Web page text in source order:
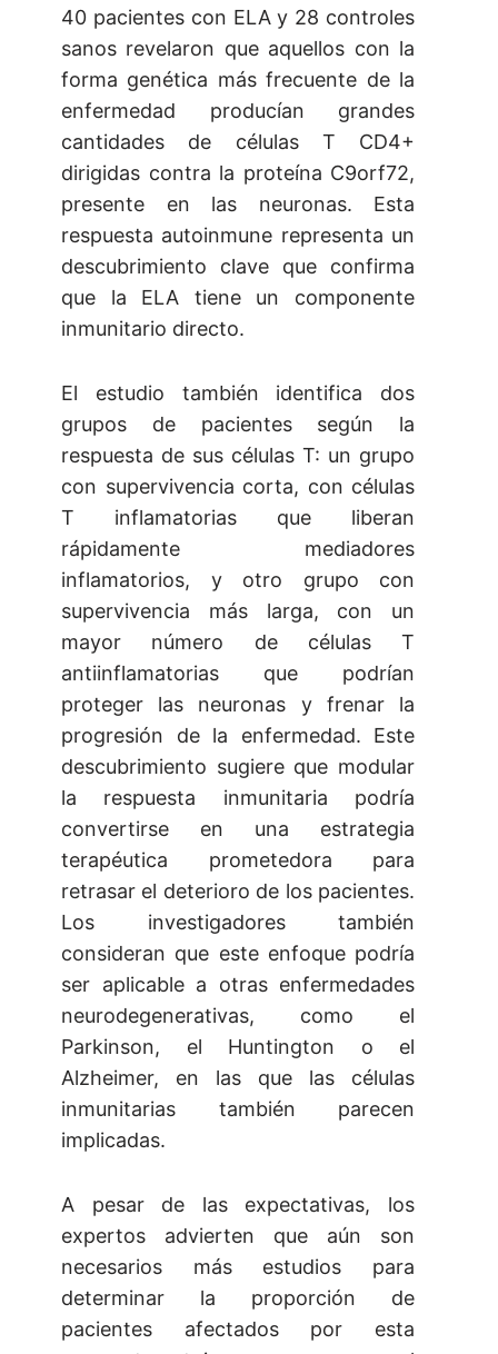
40 pacientes con ELA y 28 controles
sanos revelaron que aquellos con la
forma genética más frecuente de la
enfermedad producían grandes
cantidades de células T CD4+
dirigidas contra la proteína C9orf72,
presente en las neuronas. Esta
respuesta autoinmune representa un
descubrimiento clave que confirma
que la ELA tiene un componente
inmunitario directo.
El estudio también identifica dos
grupos de pacientes según la
respuesta de sus células T: un grupo
con supervivencia corta, con células
T inflamatorias que liberan
rápidamente mediadores
inflamatorios, y otro grupo con
supervivencia más larga, con un
mayor número de células T
antiinflamatorias que podrían
proteger las neuronas y frenar la
progresión de la enfermedad. Este
descubrimiento sugiere que modular
la respuesta inmunitaria podría
convertirse en una estrategia
terapéutica prometedora para
retrasar el deterioro de los pacientes.
Los investigadores también
consideran que este enfoque podría
ser aplicable a otras enfermedades
neurodegenerativas, como el
Parkinson, el Huntington o el
Alzheimer, en las que las células
inmunitarias también parecen
implicadas.
A pesar de las expectativas, los
expertos advierten que aún son
necesarios más estudios para
determinar la proporción de
pacientes afectados por esta